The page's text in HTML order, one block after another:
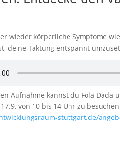
wieder körperliche Symptome
deine Taktung entspannt
Aufnahme kannst du Fola Dada
von 10 bis 14 Uhr zu
stuttgart.de/